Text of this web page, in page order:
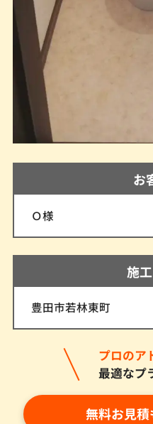
お
Ｏ様
施
豊田市若林東町
プロのア
最適なプ
無料お見